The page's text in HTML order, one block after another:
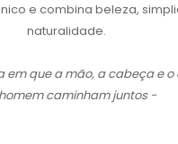
e combina beleza,
naturalidade.
em que a mão, a cabeça e
caminham juntos -